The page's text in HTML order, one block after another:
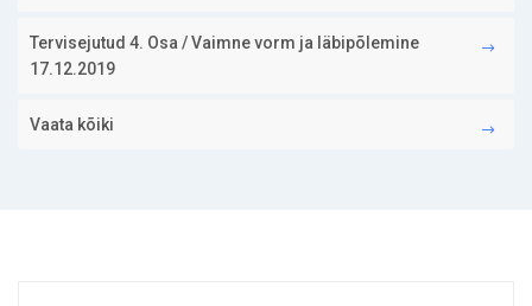
Tervisejutud 4. Osa / Vaimne vorm ja läbipõlemine
17.12.2019
Vaata kõiki